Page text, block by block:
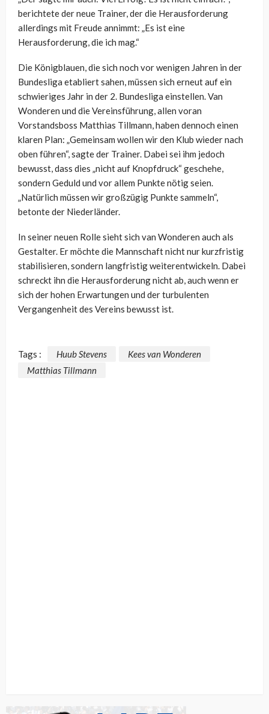
berichtete der neue Trainer, der die Herausforderung
allerdings mit Freude annimmt: „Es ist eine
Herausforderung, die ich mag.“
Die Königblauen, die sich noch vor wenigen Jahren in der
Bundesliga etabliert sahen, müssen sich erneut auf ein
schwieriges Jahr in der 2. Bundesliga einstellen. Van
Wonderen und die Vereinsführung, allen voran
Vorstandsboss Matthias Tillmann, haben dennoch einen
klaren Plan: „Gemeinsam wollen wir den Klub wieder nach
oben führen“, sagte der Trainer. Dabei sei ihm jedoch
bewusst, dass dies „nicht auf Knopfdruck“ geschehe,
sondern Geduld und vor allem Punkte nötig seien.
„Natürlich müssen wir großzügig Punkte sammeln“,
betonte der Niederländer.
In seiner neuen Rolle sieht sich van Wonderen auch als
Gestalter. Er möchte die Mannschaft nicht nur kurzfristig
stabilisieren, sondern langfristig weiterentwickeln. Dabei
schreckt ihn die Herausforderung nicht ab, auch wenn er
sich der hohen Erwartungen und der turbulenten
Vergangenheit des Vereins bewusst ist.
Tags : Huub Stevens
Kees van Wonderen
Matthias Tillmann